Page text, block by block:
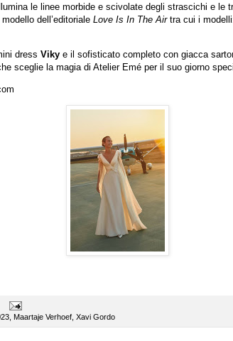
le linee morbide e scivolate degli strascichi e le
dell’editoriale Love Is In The Airtra cui i
dress Viky e il sofisticato completo con giacca
sceglie la magia di Atelier Emé per il suo giorno
Maartaje Verhoef Xavi Gordo